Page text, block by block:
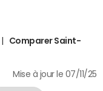
Comparer Saint-
Mise à jour le 07/11/25